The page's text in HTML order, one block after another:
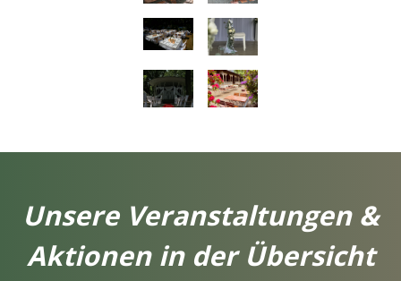
Unsere Veranstaltungen &
Aktionen in der Übersicht